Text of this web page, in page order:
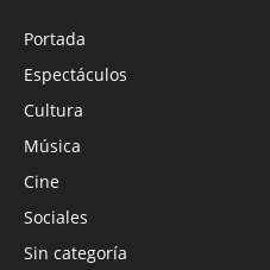
Portada
Espectáculos
Cultura
Música
Cine
Sociales
Sin categoría